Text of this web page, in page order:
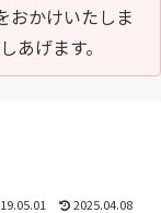
おかけいたしま
あげます。
2025.04.08